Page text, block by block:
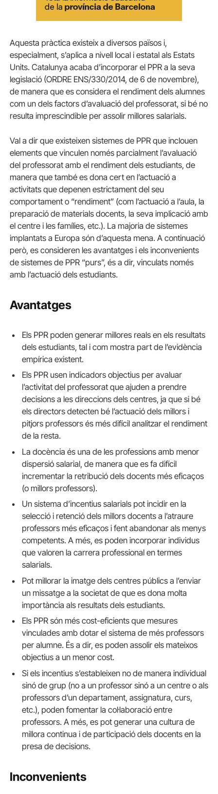
Aquesta pràctica existeix a diversos països i,
especialment, s’aplica a nivell local i estatal als Estats
Units. Catalunya acaba d’incorporar el PPR a la seva
legislació (ORDRE ENS/330/2014, de 6 de novembre),
de manera que es considera el rendiment dels alumnes
com un dels factors d’avaluació del professorat, si bé no
resulta imprescindible per assolir millores salarials.
Val a dir que existeixen sistemes de PPR que inclouen
elements que vinculen només parcialment l’avaluació
del professorat amb el rendiment dels estudiants, de
manera que també es dona cert en l’actuació a
activitats que depenen estrictament del seu
comportament o “rendiment” (com l’actuació a l’aula, la
preparació de materials docents, la seva implicació amb
el centre i les famílies, etc.). La majoria de sistemes
implantats a Europa són d’aquesta mena. A continuació
però, es consideren les avantatges i els inconvenients
de sistemes de PPR “purs”, és a dir, vinculats només
amb l’actuació dels estudiants.
Avantatges
Els PPR poden generar millores reals en els resultats
dels estudiants, tal i com mostra part de l’evidència
empírica existent.
Els PPR usen indicadors objectius per avaluar
l’activitat del professorat que ajuden a prendre
decisions a les direccions dels centres, ja que si bé
els directors detecten bé l’actuació dels millors i
pitjors professors és més difícil analitzar el rendiment
de la resta.
La docència és una de les professions amb menor
dispersió salarial, de manera que es fa difícil
incrementar la retribució dels docents més eficaços
(o millors professors).
Un sistema d’incentius salarials pot incidir en la
selecció i retenció dels millors docents a l’atraure
professors més eficaços i fent abandonar als menys
competents. A més, es poden incorporar individus
que valoren la carrera professional en termes
salarials.
Pot millorar la imatge dels centres públics a l’enviar
un missatge a la societat de que es dona molta
importància als resultats dels estudiants.
Els PPR són més cost-eficients que mesures
vinculades amb dotar el sistema de més professors
per alumne. És a dir, es poden assolir els mateixos
objectius a un menor cost.
Si els incentius s’estableixen no de manera individual
sinó de grup (no a un professor sinó a un centre o als
professors d’un departament, assignatura, curs,
etc.), poden fomentar la col·laboració entre
professors. A més, es pot generar una cultura de
millora continua i de participació dels docents en la
presa de decisions.
Inconvenients